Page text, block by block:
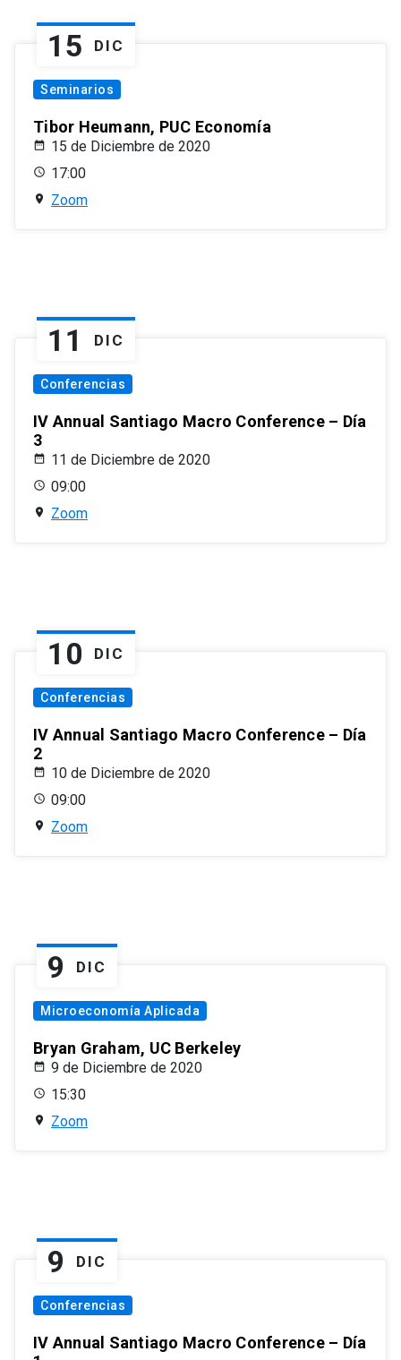
15 DIC
Seminarios
Tibor Heumann, PUC Economía
15 de Diciembre de 2020
17:00
Zoom
11 DIC
Conferencias
IV Annual Santiago Macro Conference – Día
3
11 de Diciembre de 2020
09:00
Zoom
10 DIC
Conferencias
IV Annual Santiago Macro Conference – Día
2
10 de Diciembre de 2020
09:00
Zoom
9 DIC
Microeconomía Aplicada
Bryan Graham, UC Berkeley
9 de Diciembre de 2020
15:30
Zoom
9 DIC
Conferencias
IV Annual Santiago Macro Conference – Día